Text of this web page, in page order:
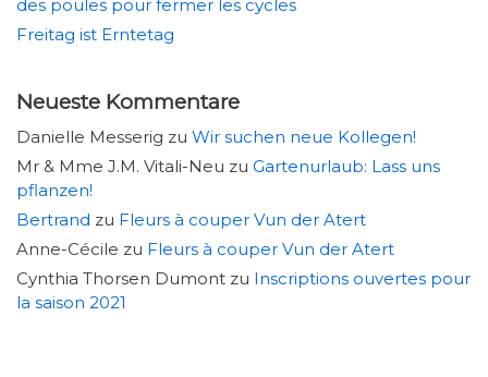
des poules pour fermer les cycles
Freitag ist Erntetag
Neueste Kommentare
Danielle Messerig zu Wir suchen neue Kollegen!
Mr & Mme J.M. Vitali-Neu zu Gartenurlaub: Lass uns
pflanzen!
Bertrand zu Fleurs à couper Vun der Atert
Anne-Cécile zu Fleurs à couper Vun der Atert
Cynthia Thorsen Dumont zu Inscriptions ouvertes pour
la saison 2021